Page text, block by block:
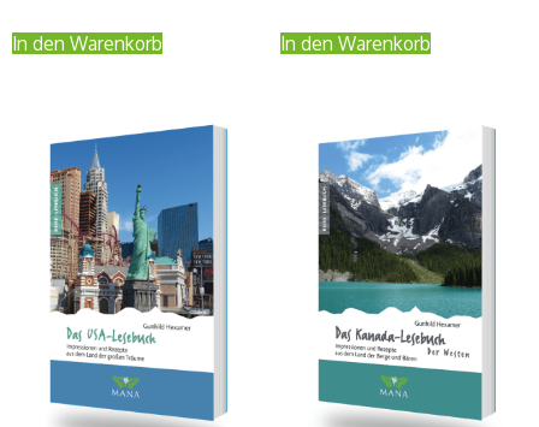
In den Warenkorb In den Warenkorb